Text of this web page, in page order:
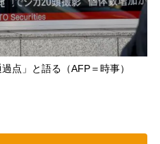
点」と語る（AFP＝時事）